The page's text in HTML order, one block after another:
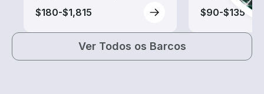
$180-$1,815
$90-$135
Ver Todos os Barcos